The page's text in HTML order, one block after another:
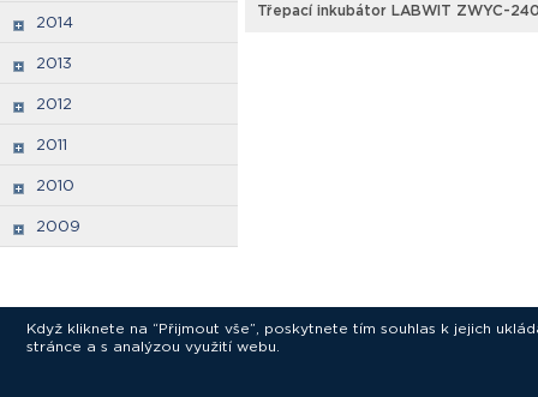
2014
2013
2012
2011
2010
2009
Třepací inkubátor LABWIT ZWYC-
Když kliknete na “Přijmout vše”, poskytnete tím souhlas k jejich
stránce a s analýzou využití webu.